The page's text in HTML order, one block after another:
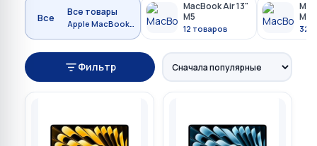
Все Все товары
MacBook Air 13"
M5
12 товаров
M4
32
Фильтр